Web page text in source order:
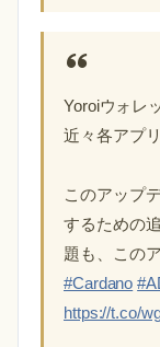
Yoroiウォレ
近々各アプ
このアップ
するための
題も、この
#Cardano
https://t.co/